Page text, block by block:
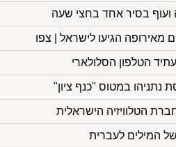
ועוף בסיר אחד בחצי שעה
מאירופה הגיעו לישראל | צפו
הטלפון הסלולארי
במטוס "כנף ציון"
הטלוויזיה הישראלית
המילים לעברית